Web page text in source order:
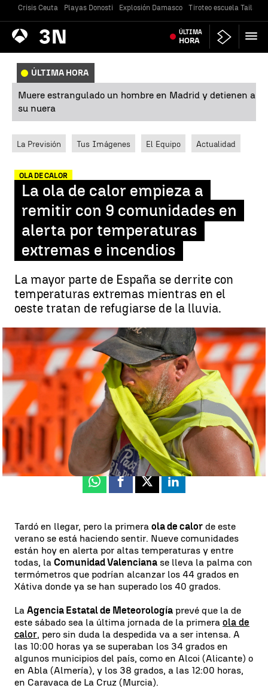
Crisis Ceuta Playas Donosti Explosión Damasco Tiroteo escuela
Antena
3 Noticias ÚLTIMA
HORA
ÚLTIMA HORA
Muere estrangulado un hombre en Madrid y detienen a
su nuera
La Previsión Tus Imágenes El Equipo Actualidad
OLA DE CALOR
La ola de calor empieza a
remitir con 9 comunidades en
alerta por temperaturas
extremas e incendios
La mayor parte de España se derrite con
temperaturas extremas mientras en el
oeste tratan de refugiarse de la lluvia.
La ola de calor empieza a remitir con 9 comunidades en alerta por
temperaturas extremas e incendios |Reuters
Miriam Vázquez
Publicado:
20 de julio de 2024, 17:01
Whatsapp
Facebook
X Linkedin
Tardó en llegar, pero la primera ola de calor de este
verano se está haciendo sentir. Nueve comunidades
están hoy en alerta por altas temperaturas y entre
todas, la Comunidad Valenciana se lleva la palma con
termómetros que podrían alcanzar los 44 grados en
Xátiva donde ya se han superado los 40 grados.
La Agencia Estatal de Meteorología prevé que la de
este sábado sea la última jornada de la primera ola de
calor, pero sin duda la despedida va a ser intensa. A
las 10:00 horas ya se superaban los 34 grados en
algunos municipios del país, como en Alcoi (Alicante) o
en Abla (Almería), y los 38 grados, a las 12:00 horas,
en Caravaca de La Cruz (Murcia).